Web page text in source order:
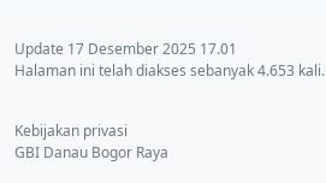
Update 17 Desember 2025 17.01
Halaman ini telah diakses sebanyak 4.653 kali.
Kebijakan privasi
GBI Danau Bogor Raya